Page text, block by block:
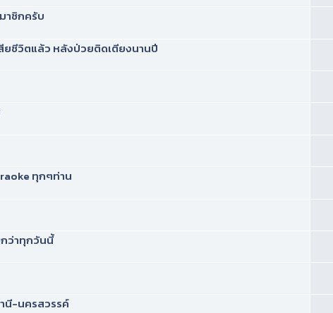
าชิกครับ
ชีวิตแล้ว หลังป่วยติดเตียงนานปี
ทุกๆท่าน
กว่าทุกวันนี้
นี-นครสวรรค์